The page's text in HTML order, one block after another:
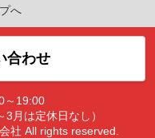
へ
合わせ
～19:00
月は定休日なし）
社 All rights reserved.